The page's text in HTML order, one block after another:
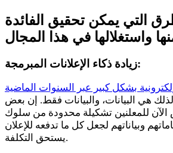
التي يمكن تحقيق الفائدة
زيادة ذكاء الإعلانات المبرمجة:
بشكل كبير عبر السنوات الماضية
هي البيانات، والبيانات فقط. إن بعض
للمعلنين تشكيلة محدودة من سلوك
وبياناتهم لجعل كل ما تدفعه للإعلان
يستحق التكلفة.